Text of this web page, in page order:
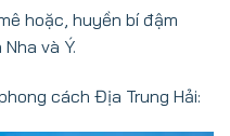
hoặc, huyền bí đậm
và Ý.
cách Địa Trung Hải: